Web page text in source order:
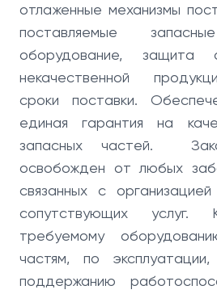
отлаженные механизмы
поставляемые
оборудование,
некачественной
сроки поставки.
единая гарантия на
запасных частей.
освобожден от любых
связанных с
сопутствующих услуг.
требуемому
частям, по
поддержанию